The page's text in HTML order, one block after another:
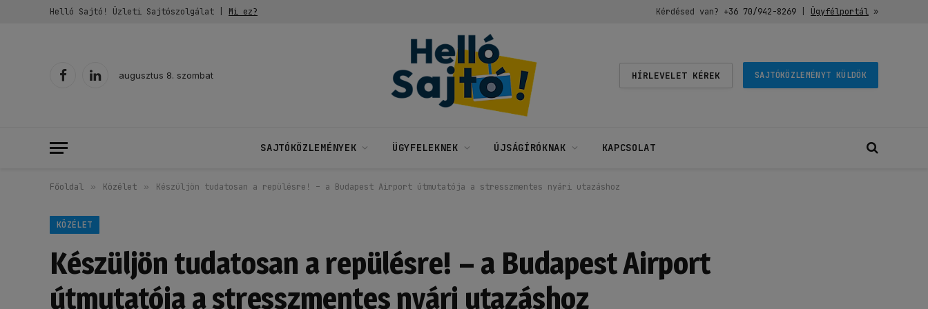
Helló Sajtó! Üzleti Sajtószolgálat | Mi ez? Kérdésed van? +36 70/942-8269| Ügyfélportál»
FacebookLinkedIn
augusztus 8. szombat HÍRLEVELET KÉREK SAJTÓKÖZLEMÉNYT KÜLDÖK
SAJTÓKÖZLEMÉNYEK ÜGYFELEKNEK ÚJSÁGÍRÓKNAK KAPCSOLAT
Főoldal » Közélet » Készüljön tudatosan a repülésre! – a Budapest Airport útmutatója a stresszmentes nyári utazáshoz
KÖZÉLET
Készüljön tudatosan a repülésre! – a Budapest Airport
útmutatója a stresszmentes nyári utazáshoz